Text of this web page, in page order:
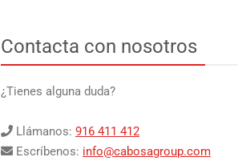
Contacta con nosotros
¿Tienes alguna duda?
Llámanos: 916 411 412
Escríbenos: info@cabosagroup.com